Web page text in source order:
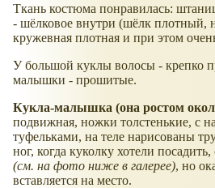
Ткань костюма понравилась:
- шёлковое внутри (шёлк плотный,
кружевная плотная и при этом
У большой куклы волосы - крепко
малышки - прошитые.
Кукла-малышка (она ростом
подвижная, ножки толстенькие, с
туфельками, на теле нарисованы
ног, когда куколку хотели
(см. на фото ниже в галерее), но
вставляется на место.